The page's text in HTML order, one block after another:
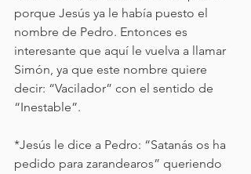
porque Jesús ya le había puesto el
nombre de Pedro. Entonces es
interesante que aquí le vuelva a llamar
Simón, ya que este nombre quiere
decir: “Vacilador” con el sentido de
“Inestable”.
*Jesús le dice a Pedro: “Satanás os ha
pedido para zarandearos” queriendo